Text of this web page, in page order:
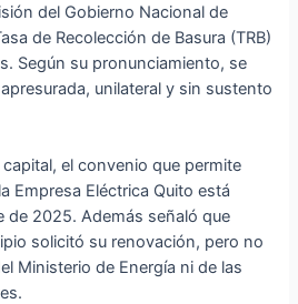
del Gobierno Nacional de
de Recolección de Basura (TRB)
Según su pronunciamiento, se
unilateral y sin sustento
el convenio que permite
Empresa Eléctrica Quito está
de 2025. Además señaló que
solicitó su renovación, pero no
Ministerio de Energía ni de las